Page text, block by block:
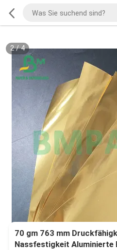
2/4
70 gm 763 mm
Nassfestigkeit